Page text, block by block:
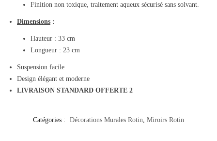
Finition non toxique, traitement aqueux sécurisé sans solvant.
Dimensions :
Hauteur : 33 cm
Longueur : 23 cm
Suspension facile
Design élégant et moderne
LIVRAISON STANDARD OFFERTE 2
Catégories : Décorations Murales Rotin, Miroirs Rotin